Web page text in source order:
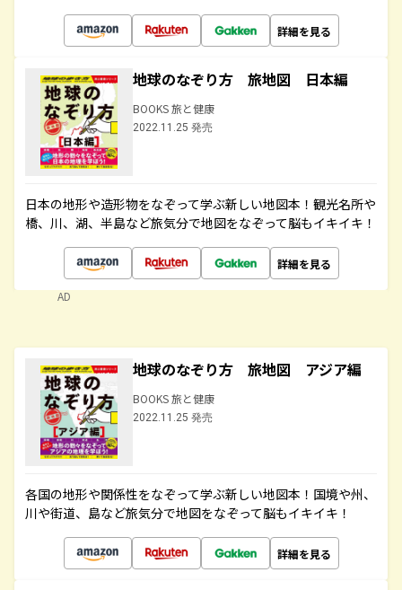
詳細を見る
地球のなぞり方 旅地図 日本編
BOOKS 旅と健康
2022.11.25 発売
日本の地形や造形物をなぞって学ぶ新しい地図本！観光名所や
橋、川、湖、半島など旅気分で地図をなぞって脳もイキイキ！
詳細を見る
AD
地球のなぞり方 旅地図 アジア編
BOOKS 旅と健康
2022.11.25 発売
各国の地形や関係性をなぞって学ぶ新しい地図本！国境や州、
川や街道、島など旅気分で地図をなぞって脳もイキイキ！
詳細を見る